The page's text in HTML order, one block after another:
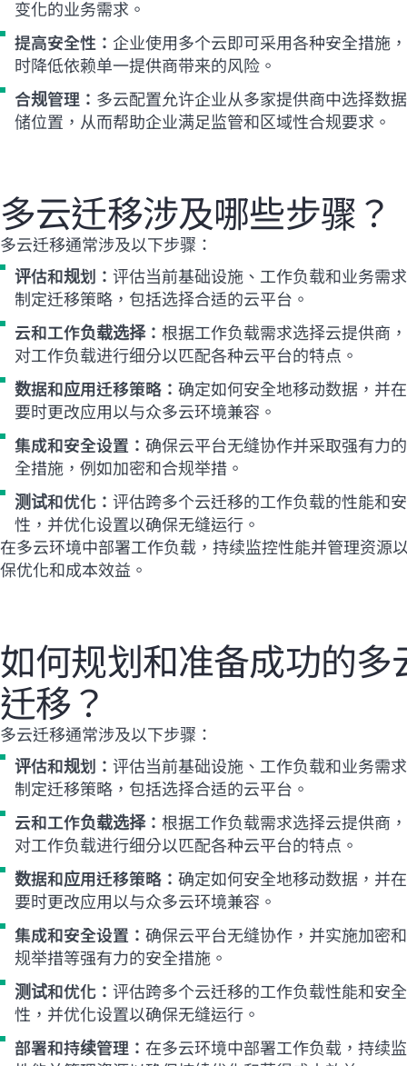
变化的业务需求。
提高安全性： 企业使用多个云即可采用各种安全措施
时降低依赖单一提供商带来的风险。
合规管理： 多云配置允许企业从多家提供商中选择数
储位置，从而帮助企业满足监管和区域性合规要求。
多云迁移涉及哪些步骤？
多云迁移通常涉及以下步骤：
评估和规划： 评估当前基础设施、工作负载和业务需
制定迁移策略，包括选择合适的云平台。
云和工作负载选择： 根据工作负载需求选择云提供商
对工作负载进行细分以匹配各种云平台的特点。
数据和应用迁移策略： 确定如何安全地移动数据，并
要时更改应用以与众多云环境兼容。
集成和安全设置： 确保云平台无缝协作并采取强有力
全措施，例如加密和合规举措。
测试和优化： 评估跨多个云迁移的工作负载的性能和
性，并优化设置以确保无缝运行。
在多云环境中部署工作负载，持续监控性能并管理资源
保优化和成本效益。
如何规划和准备成功的多
迁移？
多云迁移通常涉及以下步骤：
评估和规划： 评估当前基础设施、工作负载和业务需
制定迁移策略，包括选择合适的云平台。
云和工作负载选择： 根据工作负载需求选择云提供商
对工作负载进行细分以匹配各种云平台的特点。
数据和应用迁移策略： 确定如何安全地移动数据，并
要时更改应用以与众多云环境兼容。
集成和安全设置： 确保云平台无缝协作，并实施加密
规举措等强有力的安全措施。
测试和优化： 评估跨多个云迁移的工作负载性能和安全
性，并优化设置以确保无缝运行。
部署和持续管理： 在多云环境中部署工作负载，持续